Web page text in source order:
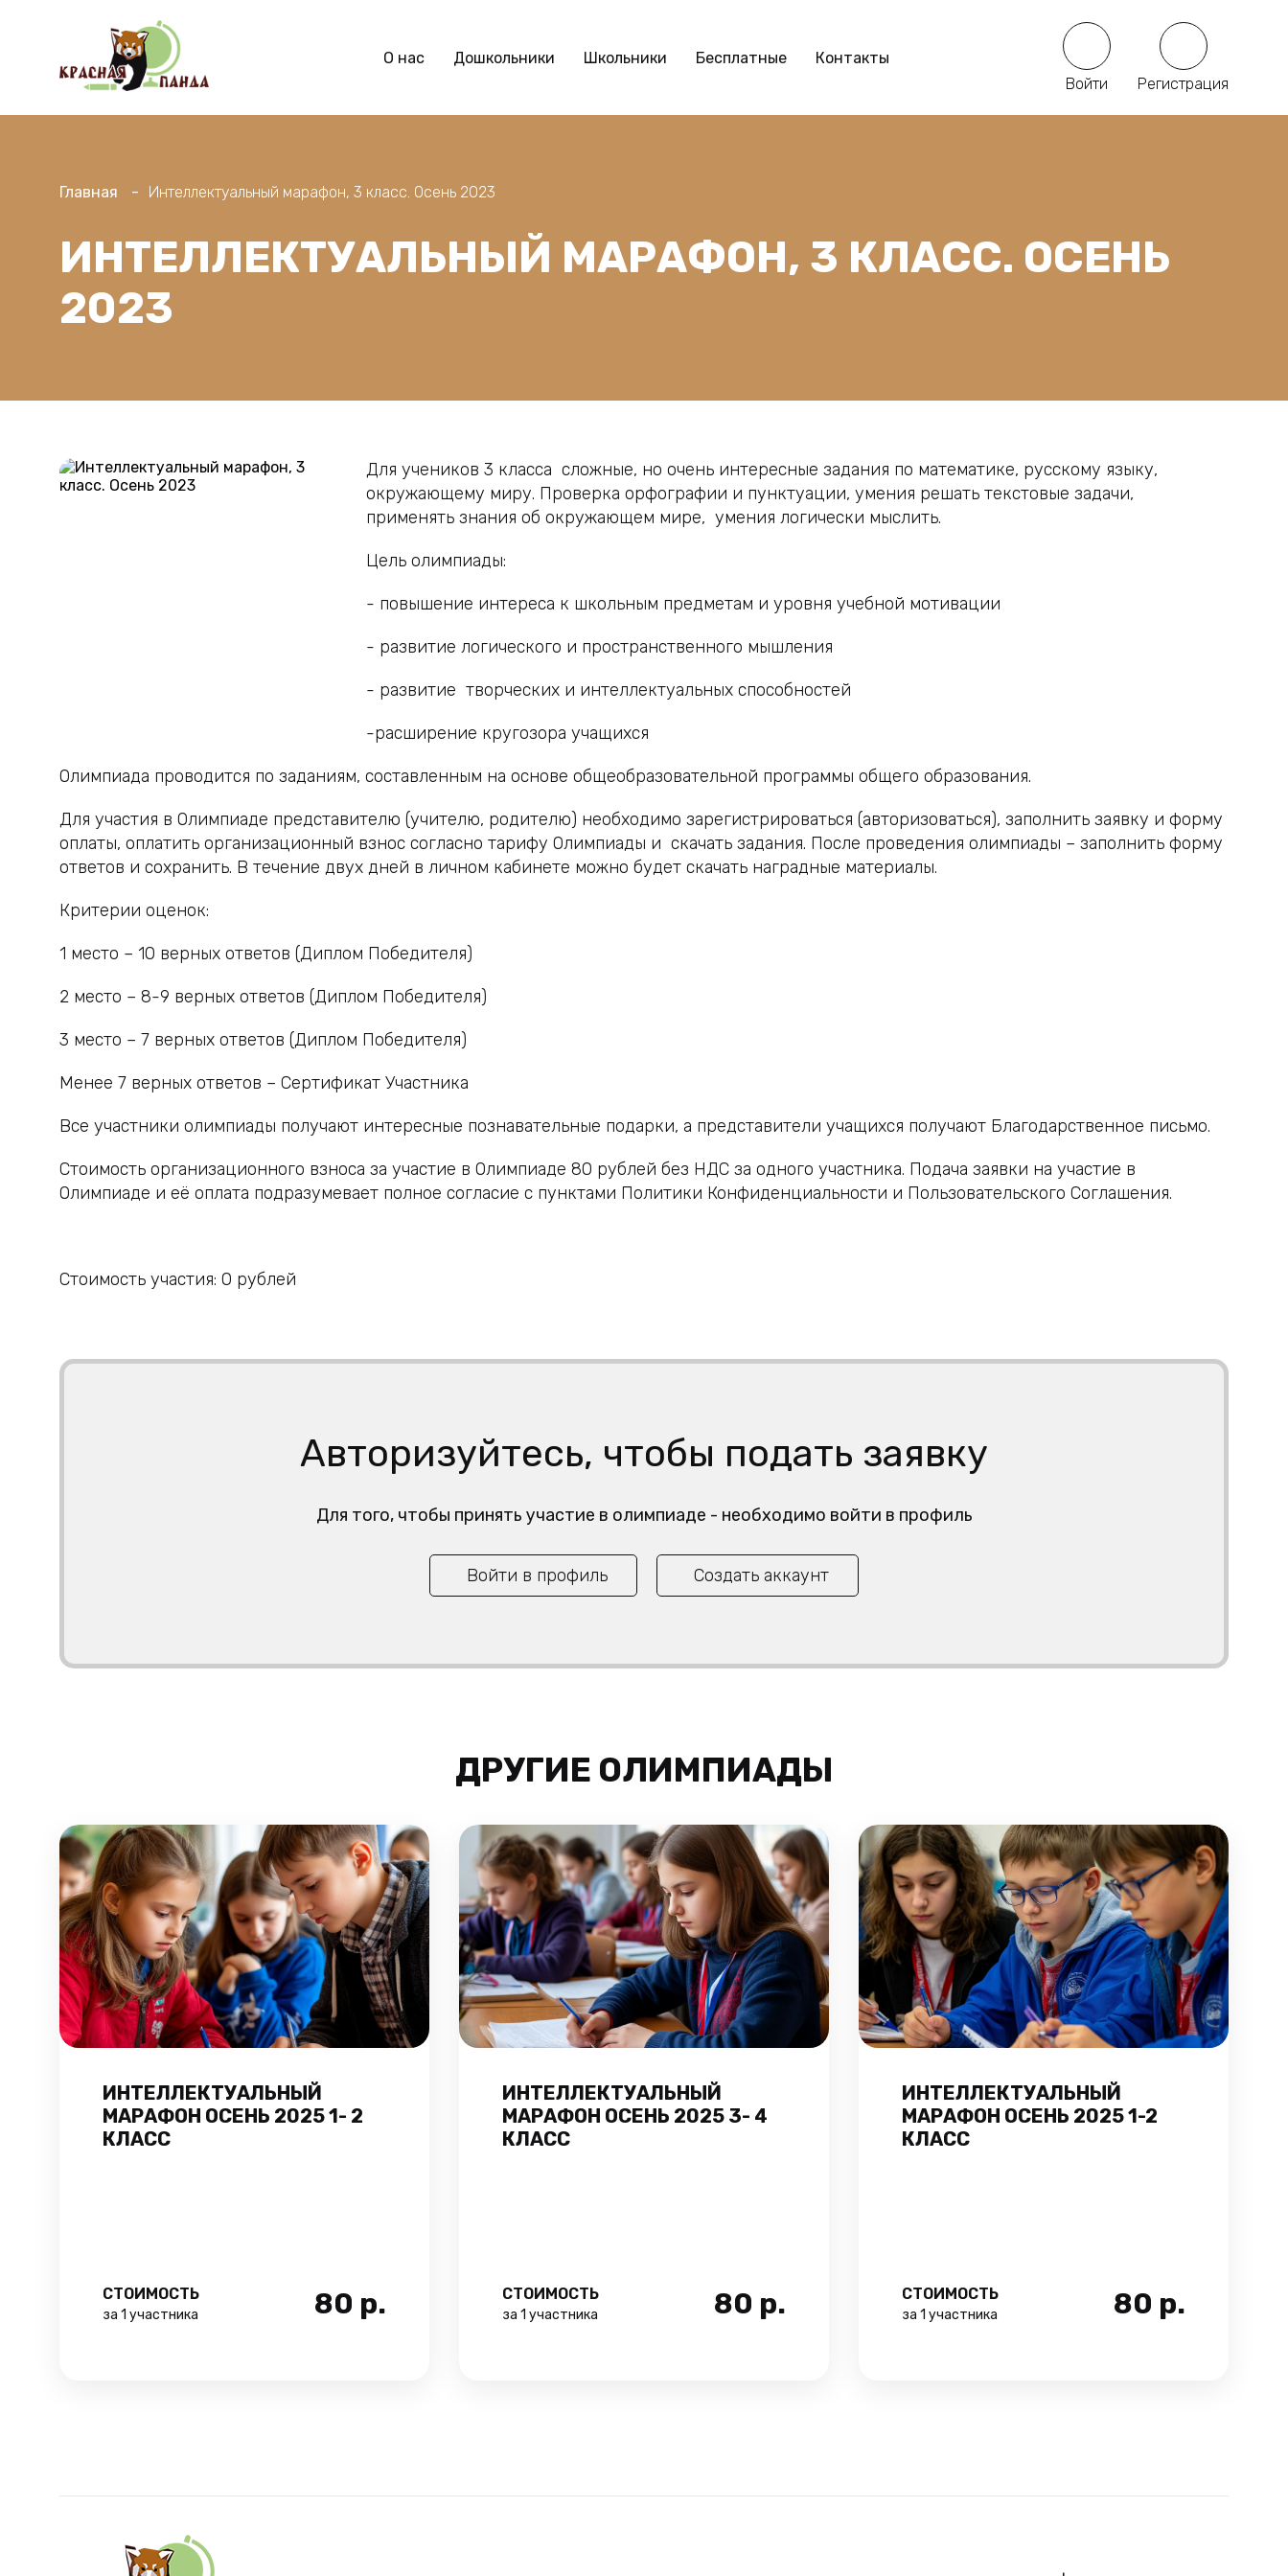
О нас Дошкольники Школьники Бесплатные
Контакты
Войти
Регистрация
Главная Интеллектуальный марафон, 3 класс. Осень 2023
ИНТЕЛЛЕКТУАЛЬНЫЙ МАРАФОН, 3 КЛАСС. ОСЕНЬ
2023
Для учеников 3 класса сложные, но очень интересные задания по математике, русскому языку,
окружающему миру. Проверка орфографии и пунктуации, умения решать текстовые задачи,
применять знания об окружающем мире, умения логически мыслить.
Цель олимпиады:
- повышение интереса к школьным предметам и уровня учебной мотивации
- развитие логического и пространственного мышления
- развитие творческих и интеллектуальных способностей
-расширение кругозора учащихся
Олимпиада проводится по заданиям, составленным на основе общеобразовательной программы общего образования.
Для участия в Олимпиаде представителю (учителю, родителю) необходимо зарегистрироваться (авторизоваться), заполнить заявку и форму
оплаты, оплатить организационный взнос согласно тарифу Олимпиады и скачать задания. После проведения олимпиады – заполнить форму
ответов и сохранить. В течение двух дней в личном кабинете можно будет скачать наградные материалы.
Критерии оценок:
1 место – 10 верных ответов (Диплом Победителя)
2 место – 8-9 верных ответов (Диплом Победителя)
3 место – 7 верных ответов (Диплом Победителя)
Менее 7 верных ответов – Сертификат Участника
Все участники олимпиады получают интересные познавательные подарки, а представители учащихся получают Благодарственное письмо.
Стоимость организационного взноса за участие в Олимпиаде 80 рублей без НДС за одного участника. Подача заявки на участие в
Олимпиаде и её оплата подразумевает полное согласие с пунктами Политики Конфиденциальности и Пользовательского Соглашения.
Стоимость участия: 0 рублей
Авторизуйтесь, чтобы подать заявку
Для того, чтобы принять участие в олимпиаде - необходимо войти в профиль
Войти в профиль Создать аккаунт
ДРУГИЕ ОЛИМПИАДЫ
ИНТЕЛЛЕКТУАЛЬНЫЙ
МАРАФОН ОСЕНЬ 2025 1- 2
КЛАСС
СТОИМОСТЬ
за 1 участника 80 р.
ИНТЕЛЛЕКТУАЛЬНЫЙ
МАРАФОН ОСЕНЬ 2025 3- 4
КЛАСС
СТОИМОСТЬ
за 1 участника 80 р.
ИНТЕЛЛЕКТУАЛЬНЫЙ
МАРАФОН ОСЕНЬ 2025 1-2
КЛАСС
СТОИМОСТЬ
за 1 участника 80 р.